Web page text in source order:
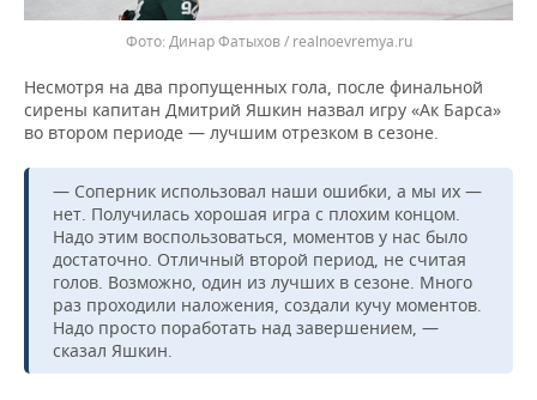
Динар Фатыхов / realnoevremya.ru
Несмотря на два пропущенных гола, после финальной
сирены капитан Дмитрий Яшкин назвал игру «Ак Барса»
во втором периоде — лучшим отрезком в сезоне.
— Соперник использовал наши ошибки, а мы их —
нет. Получилась хорошая игра с плохим концом.
Надо этим воспользоваться, моментов у нас было
достаточно. Отличный второй период, не считая
голов. Возможно, один из лучших в сезоне. Много
раз проходили наложения, создали кучу моментов.
Надо просто поработать над завершением, —
сказал Яшкин.